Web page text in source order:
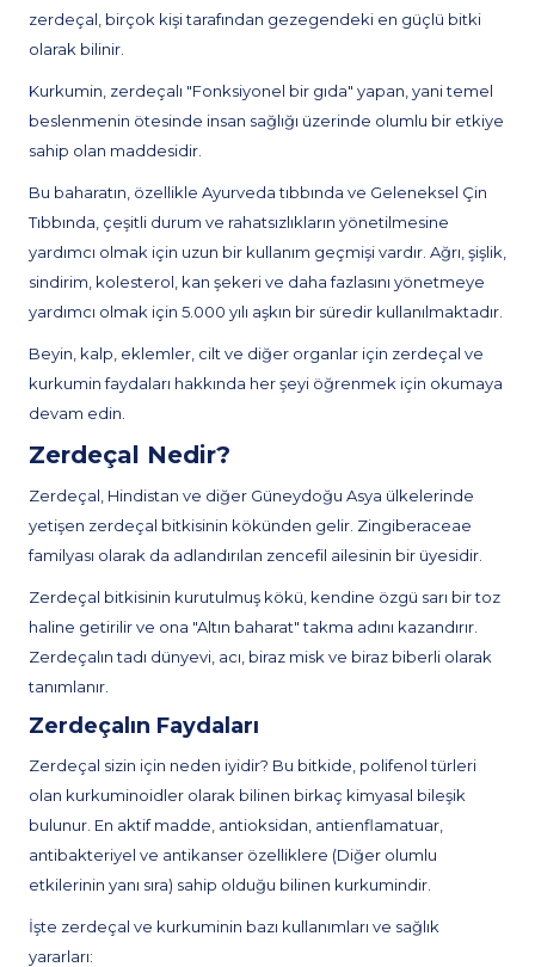
zerdeçal, birçok kişi tarafından gezegendeki en güçlü bitki
olarak bilinir.
Kurkumin, zerdeçalı "Fonksiyonel bir gıda" yapan, yani temel
beslenmenin ötesinde insan sağlığı üzerinde olumlu bir etkiye
sahip olan maddesidir.
Bu baharatın, özellikle Ayurveda tıbbında ve Geleneksel Çin
Tıbbında, çeşitli durum ve rahatsızlıkların yönetilmesine
yardımcı olmak için uzun bir kullanım geçmişi vardır. Ağrı, şişlik,
sindirim, kolesterol, kan şekeri ve daha fazlasını yönetmeye
yardımcı olmak için 5.000 yılı aşkın bir süredir kullanılmaktadır.
Beyin, kalp, eklemler, cilt ve diğer organlar için zerdeçal ve
kurkumin faydaları hakkında her şeyi öğrenmek için okumaya
devam edin.
Zerdeçal Nedir?
Zerdeçal, Hindistan ve diğer Güneydoğu Asya ülkelerinde
yetişen zerdeçal bitkisinin kökünden gelir. Zingiberaceae
familyası olarak da adlandırılan zencefil ailesinin bir üyesidir.
Zerdeçal bitkisinin kurutulmuş kökü, kendine özgü sarı bir toz
haline getirilir ve ona "Altın baharat" takma adını kazandırır.
Zerdeçalın tadı dünyevi, acı, biraz misk ve biraz biberli olarak
tanımlanır.
Zerdeçalın Faydaları
Zerdeçal sizin için neden iyidir? Bu bitkide, polifenol türleri
olan kurkuminoidler olarak bilinen birkaç kimyasal bileşik
bulunur. En aktif madde, antioksidan, antienflamatuar,
antibakteriyel ve antikanser özelliklere (Diğer olumlu
etkilerinin yanı sıra) sahip olduğu bilinen kurkumindir.
İşte zerdeçal ve kurkuminin bazı kullanımları ve sağlık
yararları: